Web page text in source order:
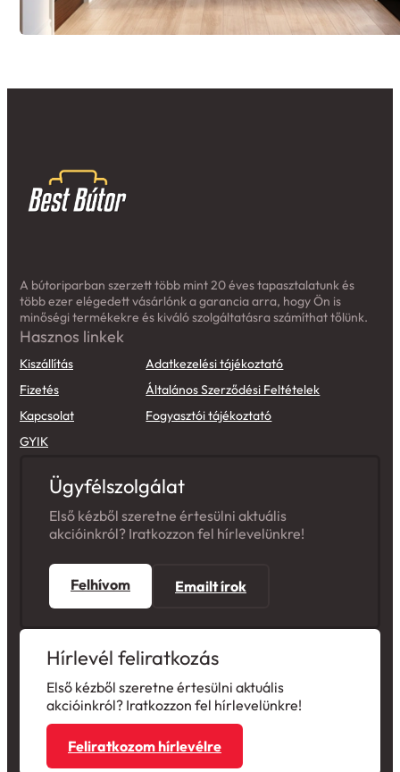
A bútoriparban szerzett több mint 20 éves tapasztalatunk és
több ezer elégedett vásárlónk a garancia arra, hogy Ön is
minőségi termékekre és kiváló szolgáltatásra számíthat tőlünk.
Hasznos linkek
Kiszállítás
Fizetés
Kapcsolat
GYIK
Adatkezelési tájékoztató
Általános Szerződési Feltételek
Fogyasztói tájékoztató
Ügyfélszolgálat
Első kézből szeretne értesülni aktuális
akcióinkról? Iratkozzon fel hírlevelünkre!
Felhívom Emailt írok
Hírlevél feliratkozás
Első kézből szeretne értesülni aktuális
akcióinkról? Iratkozzon fel hírlevelünkre!
Feliratkozom hírlevélre